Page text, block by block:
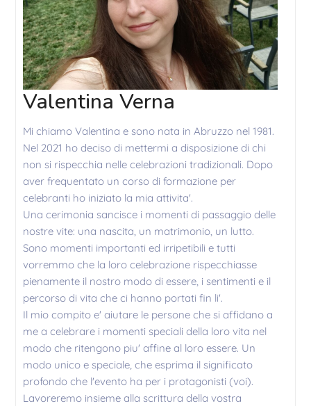
Valentina Verna
Mi chiamo Valentina e sono nata in Abruzzo nel 1981.
Nel 2021 ho deciso di mettermi a disposizione di chi
non si rispecchia nelle celebrazioni tradizionali. Dopo
aver frequentato un corso di formazione per
celebranti ho iniziato la mia attivita'.
Una cerimonia sancisce i momenti di passaggio delle
nostre vite: una nascita, un matrimonio, un lutto.
Sono momenti importanti ed irripetibili e tutti
vorremmo che la loro celebrazione rispecchiasse
pienamente il nostro modo di essere, i sentimenti e il
percorso di vita che ci hanno portati fin li'.
Il mio compito e' aiutare le persone che si affidano a
me a celebrare i momenti speciali della loro vita nel
modo che ritengono piu' affine al loro essere. Un
modo unico e speciale, che esprima il significato
profondo che l'evento ha per i protagonisti (voi).
Lavoreremo insieme alla scrittura della vostra